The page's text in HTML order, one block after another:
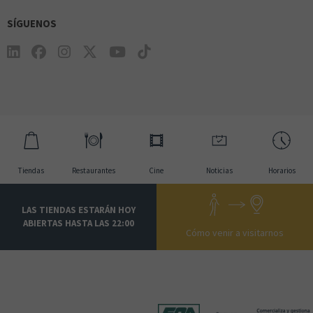
SÍGUENOS
Tiendas Restaurantes Cine Noticias Horarios
LAS TIENDAS ESTARÁN HOY
ABIERTAS HASTA LAS 22:00
Cómo venir a visitarnos